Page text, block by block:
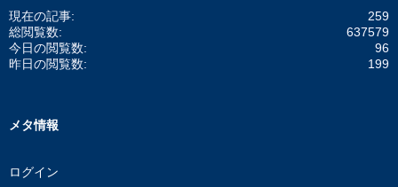
259
現在の記事:
637579
総閲覧数:
96
今日の閲覧数:
199
昨日の閲覧数:
メタ情報
ログイン